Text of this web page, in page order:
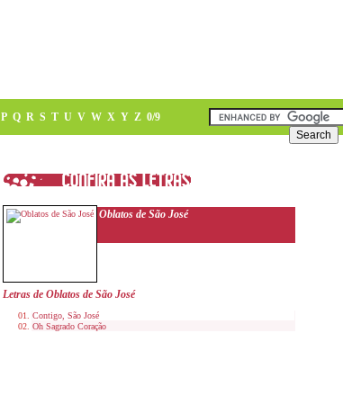
P Q R S T U V W X Y Z 0/9
Oblatos de São José
Letras de Oblatos de São José
Contigo, São José
Oh Sagrado Coração